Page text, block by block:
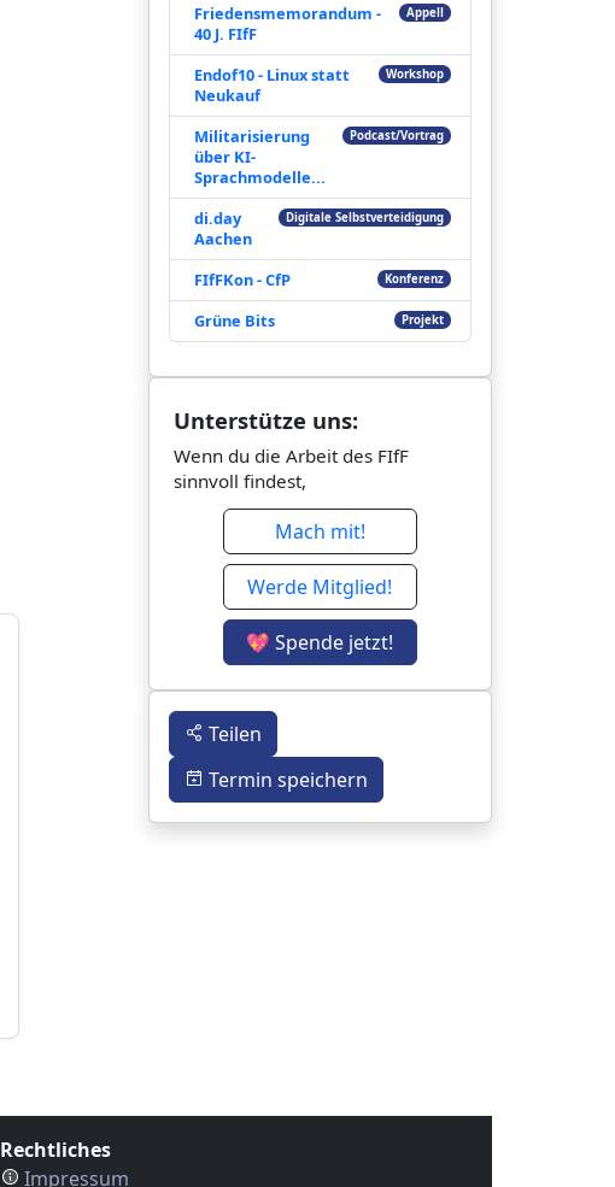
Friedensmemorandum -
40 J. FIfF
Appell
Endof10 - Linux statt
Neukauf
Workshop
Militarisierung
über KI-
Sprachmodelle...
Podcast/Vortrag
di.day
Aachen
Digitale Selbstverteidigung
FIfFKon - CfP Konferenz
Grüne Bits Projekt
Unterstütze uns:
Wenn du die Arbeit des FIfF
sinnvoll findest,
Mach mit!
Werde Mitglied!
💖 Spende jetzt!
Teilen
Termin speichern
Rechtliches
Impressum